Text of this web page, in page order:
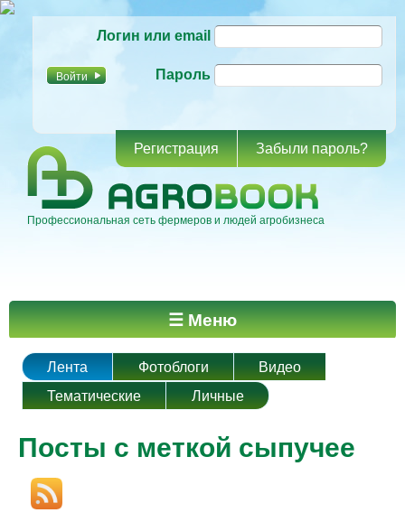
основному
Логин или email
Пароль
Регистрация Забыли пароль?
Профессиональная сеть фермеров и людей агробизнеса
Главное меню ☰ Меню
Лента Фотоблоги
Видео
Тематические
Личные
Посты с меткой сыпучее